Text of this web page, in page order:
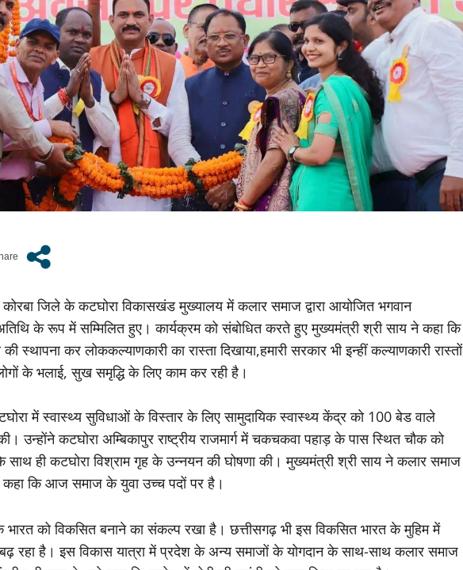
जिले के कटघोरा विकासखंड मुख्यालय में कलार समाज द्वारा आयोजित भगवान
के रूप में सम्मिलित हुए। कार्यक्रम को संबोधित करते हुए मुख्यमंत्री श्री साय ने कहा कि
स्थापना कर लोककल्याणकारी का रास्ता दिखाया,हमारी सरकार भी इन्हीं कल्याणकारी रास्तों
के भलाई, सुख समृद्धि के लिए काम कर रही है।
में स्वास्थ्य सुविधाओं के विस्तार के लिए सामुदायिक स्वास्थ्य केंद्र को 100 बेड वाले
उन्होंने कटघोरा अम्बिकापुर राष्ट्रीय राजमार्ग में चकचकवा पहाड़ के पास स्थित चौक को
ही कटघोरा विश्राम गृह के उन्नयन की घोषणा की। मुख्यमंत्री श्री साय ने कलार समाज
कहा कि आज समाज के युवा उच्च पदों पर है।
भारत को विकसित बनाने का संकल्प रखा है। छत्तीसगढ़ भी इस विकसित भारत के मुहिम में
रहा है। इस विकास यात्रा में प्रदेश के अन्य समाजों के योगदान के साथ-साथ कलार समाज